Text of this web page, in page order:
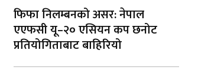
फिफा निलम्बनको असर: नेपाल
एएफसी यू–२० एसियन कप छनोट
प्रतियोगिताबाट बाहिरियो